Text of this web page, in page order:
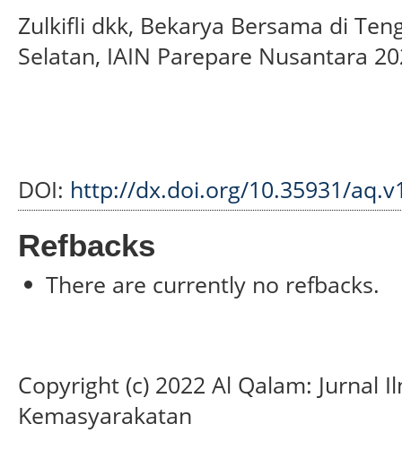
Zulkifli dkk, Bekarya Bersama di
Selatan, IAIN Parepare Nusantara
DOI: http://dx.doi.org/10.35931/
Refbacks
There are currently no refbacks.
Copyright (c) 2022 Al Qalam: Jurnal
Kemasyarakatan